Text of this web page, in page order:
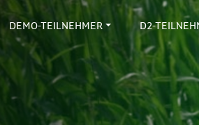
DEMO-TEILNEHMER D2-